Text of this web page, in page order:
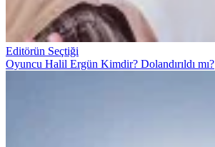
Editörün Seçtiği
Oyuncu Halil Ergün Kimdir? Dolandırıldı mı?